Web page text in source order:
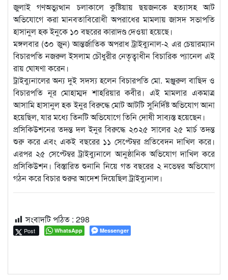
জুলাই গণঅভ্যুত্থান চলাকালে কুষ্টিয়ায় ছয়জনকে হত্যাসহ আট
অভিযোগে করা মানবতাবিরোধী অপরাধের মামলায় জাসদ সভাপতি
হাসানুল হক ইনুকে ১০ বছরের কারাদণ্ড দেওয়া হয়েছে।
মঙ্গলবার (৩০ জুন) আন্তর্জাতিক অপরাধ ট্রাইব্যুনাল-২ এর চেয়ারম্যান
বিচারপতি নজরুল ইসলাম চৌধুরীর নেতৃত্বাধীন বিচারিক প্যানেল এই
রায় ঘোষণা করেন।
ট্রাইব্যুনালের অন্য দুই সদস্য হলেন বিচারপতি মো. মঞ্জুরুল বাছিদ ও
বিচারপতি নূর মোহাম্মদ শাহরিয়ার কবীর। এই মামলার একমাত্র
আসামি হাসানুল হক ইনুর বিরুদ্ধে মোট আটটি সুনির্দিষ্ট অভিযোগ আনা
হয়েছিল, যার মধ্যে তিনটি অভিযোগে তিনি দোষী সাব্যস্ত হয়েছেন।
প্রসিকিউশনের তদন্ত দল ইনুর বিরুদ্ধে ২০২৫ সালের ২৫ মার্চ তদন্ত
শুরু করে এবং একই বছরের ১১ সেপ্টেম্বর প্রতিবেদন দাখিল করে।
এরপর ২৫ সেপ্টেম্বর ট্রাইব্যুনালে আনুষ্ঠানিক অভিযোগ দাখিল করে
প্রসিকিউশন। বিস্তারিত শুনানি নিয়ে গত বছরের ২ নভেম্বর অভিযোগ
গঠন করে বিচার শুরুর আদেশ দিয়েছিল ট্রাইব্যুনাল।
সংবাদটি পঠিত : 298
Post WhatsApp Messenger